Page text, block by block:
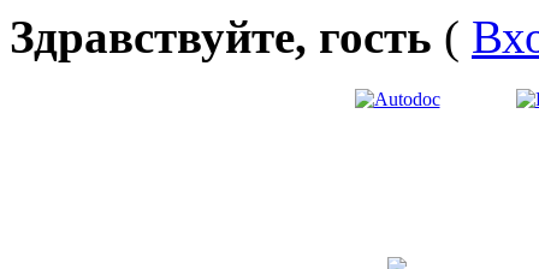
Здравствуйте, гость (